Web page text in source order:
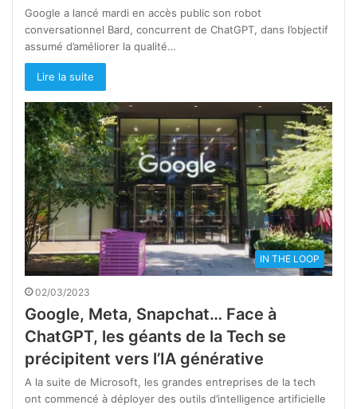
Google a lancé mardi en accès public son robot
conversationnel Bard, concurrent de ChatGPT, dans l’objectif
assumé d’améliorer la qualité…
Lire la suite
IN THE LOOP
02/03/2023
Google, Meta, Snapchat… Face à
ChatGPT, les géants de la Tech se
précipitent vers l’IA générative
A la suite de Microsoft, les grandes entreprises de la tech
ont commencé à déployer des outils d’intelligence artificielle